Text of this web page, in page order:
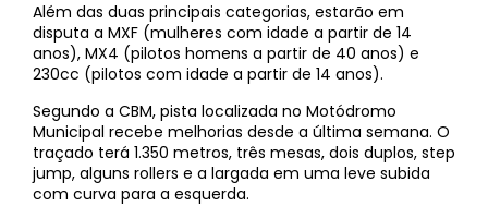
Além das duas principais categorias, estarão em
disputa a MXF (mulheres com idade a partir de 14
anos), MX4 (pilotos homens a partir de 40 anos) e
230cc (pilotos com idade a partir de 14 anos).
Segundo a CBM, pista localizada no Motódromo
Municipal recebe melhorias desde a última semana. O
traçado terá 1.350 metros, três mesas, dois duplos, step
jump, alguns rollers e a largada em uma leve subida
com curva para a esquerda.